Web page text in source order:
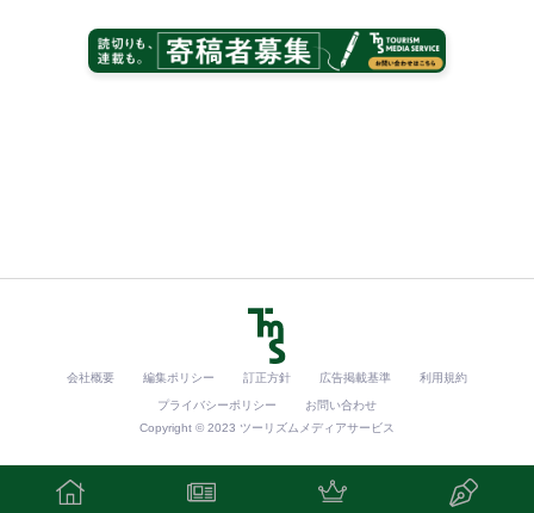
会社概要 編集ポリシー 訂正方針 広告掲載基準 利用規約
プライバシーポリシー
お問い合わせ
Copyright © 2023 ツーリズムメディアサービス